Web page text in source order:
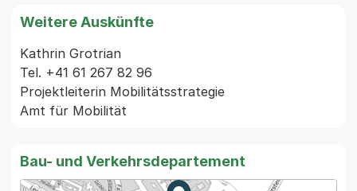
Weitere Auskünfte
Kathrin Grotrian
Tel. +41 61 267 82 96
Projektleiterin Mobilitätsstrategie
Bau- und Verkehrsdepartement